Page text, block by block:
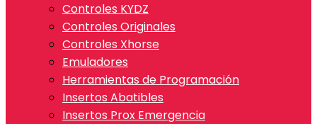
Controles KYDZ
Controles Originales
Controles Xhorse
Emuladores
Herramientas de Programación
Insertos Abatibles
Insertos Prox Emergencia